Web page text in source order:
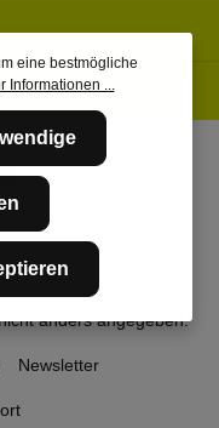
zzgl.Versandkosten
anders angegeben.
Newsletter
eine bestmögliche
Informationen ...